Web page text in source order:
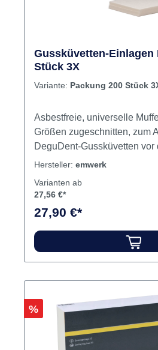
Gussküvetten-Einlagen
Stück 3X
Variante: Packung 200 Stück
Asbestfreie, universelle
Größen zugeschnitten, zum
DeguDent-Gussküvetten vor
zum konventionellen
Inhalt Streifen
Hersteller: emwerk
Varianten ab
27,56 €*
27,90 €*
Rabatt
%